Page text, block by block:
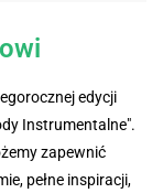
edycji
Instrumentalne".
zapewnić
pełne inspiracji,